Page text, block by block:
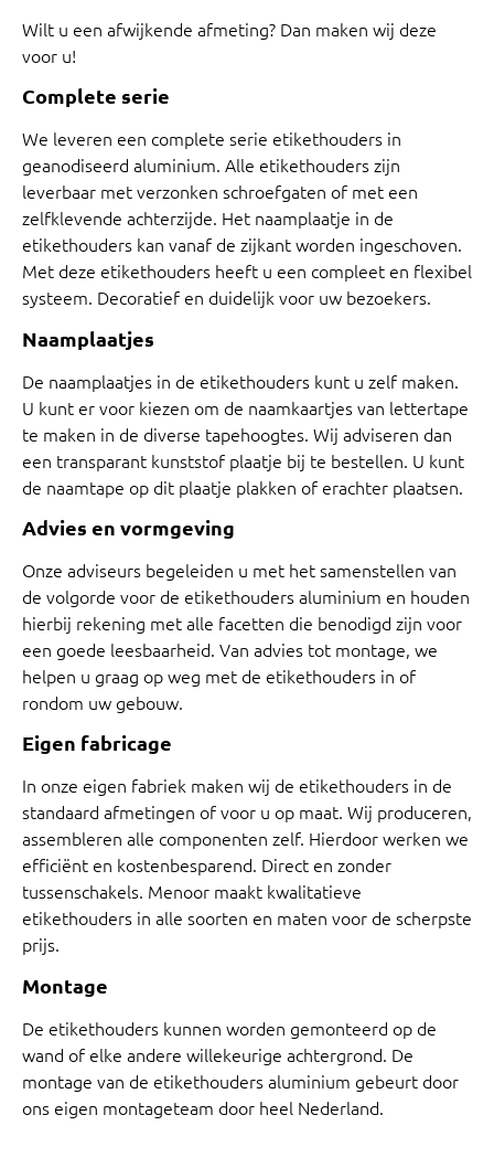
Wilt u een afwijkende afmeting? Dan maken wij deze
voor u!
Complete serie
We leveren een complete serie etikethouders in
geanodiseerd aluminium. Alle etikethouders zijn
leverbaar met verzonken schroefgaten of met een
zelfklevende achterzijde. Het naamplaatje in de
etikethouders kan vanaf de zijkant worden ingeschoven.
Met deze etikethouders heeft u een compleet en flexibel
systeem. Decoratief en duidelijk voor uw bezoekers.
Naamplaatjes
De naamplaatjes in de etikethouders kunt u zelf maken.
U kunt er voor kiezen om de naamkaartjes van lettertape
te maken in de diverse tapehoogtes. Wij adviseren dan
een transparant kunststof plaatje bij te bestellen. U kunt
de naamtape op dit plaatje plakken of erachter plaatsen.
Advies en vormgeving
Onze adviseurs begeleiden u met het samenstellen van
de volgorde voor de etikethouders aluminium en houden
hierbij rekening met alle facetten die benodigd zijn voor
een goede leesbaarheid. Van advies tot montage, we
helpen u graag op weg met de etikethouders in of
rondom uw gebouw.
Eigen fabricage
In onze eigen fabriek maken wij de etikethouders in de
standaard afmetingen of voor u op maat. Wij produceren,
assembleren alle componenten zelf. Hierdoor werken we
efficiënt en kostenbesparend. Direct en zonder
tussenschakels. Menoor maakt kwalitatieve
etikethouders in alle soorten en maten voor de scherpste
prijs.
Montage
De etikethouders kunnen worden gemonteerd op de
wand of elke andere willekeurige achtergrond. De
montage van de etikethouders aluminium gebeurt door
ons eigen montageteam door heel Nederland.